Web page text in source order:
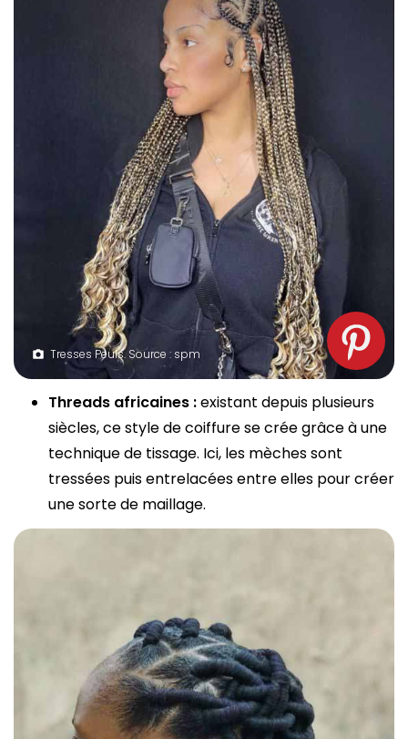
Tresses Peuls. Source : spm
Threads africaines :existant depuis plusieurs
siècles, ce style de coiffure se crée grâce à une
technique de tissage. Ici, les mèches sont
tressées puis entrelacées entre elles pour créer
une sorte de maillage.